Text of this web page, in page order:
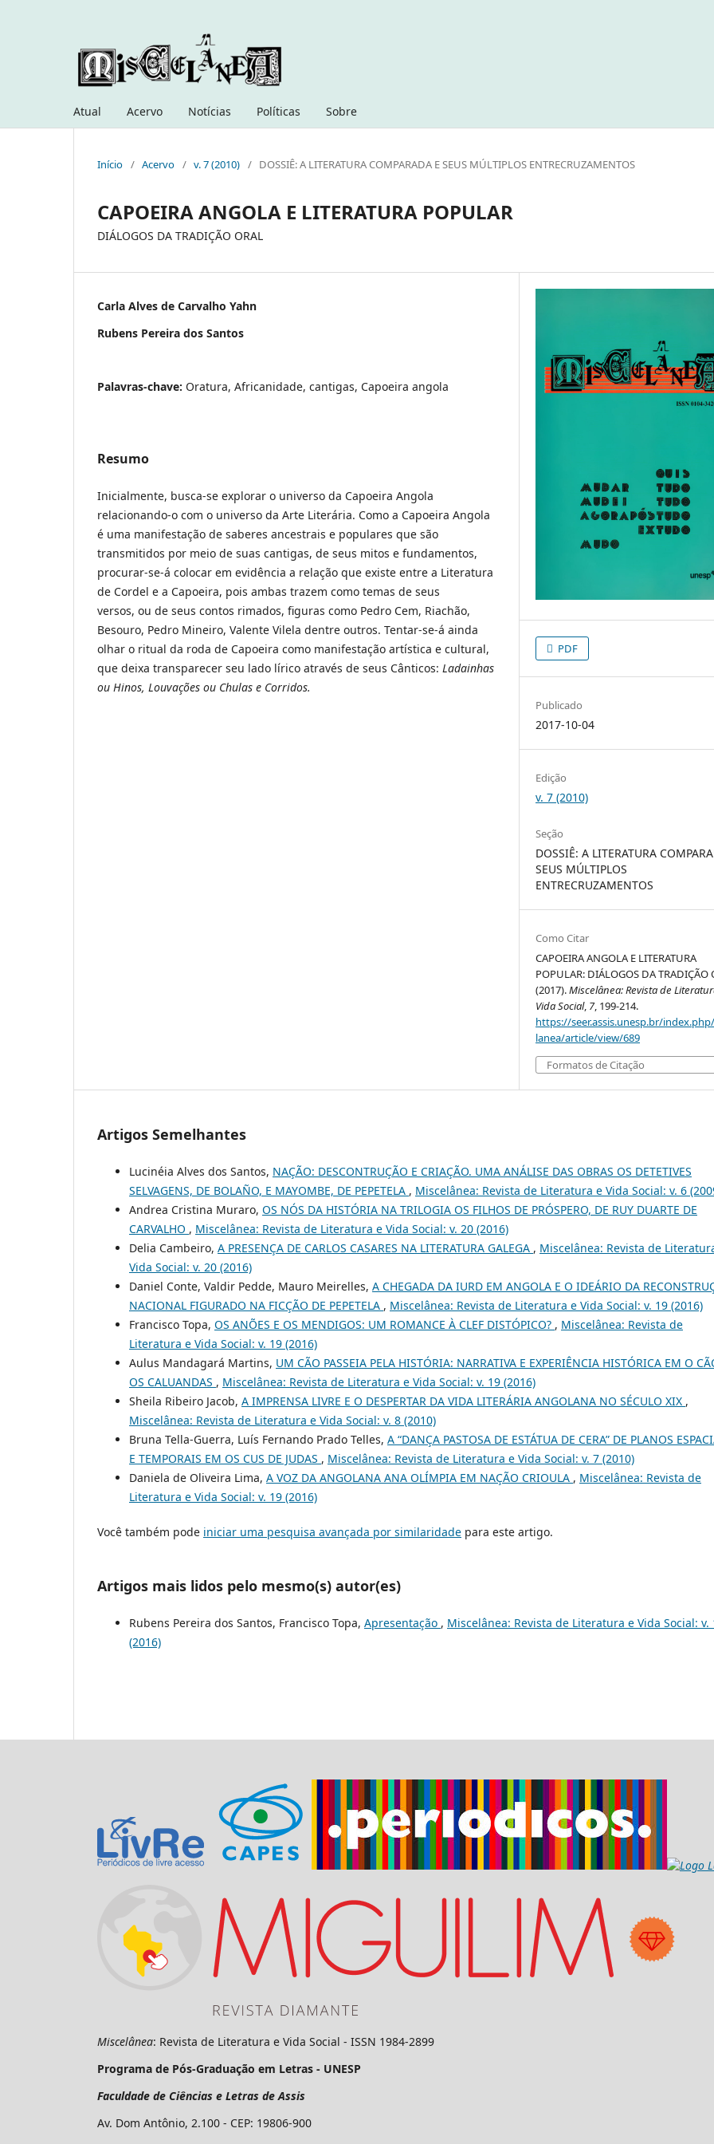
Atual Acervo Notícias Políticas Sobre
Início / Acervo / v. 7 (2010) / DOSSIÊ: A LITERATURA COMPARADA E SEUS MÚLTIPLOS ENTRECRUZAMENTOS
CAPOEIRA ANGOLA E LITERATURA POPULAR
DIÁLOGOS DA TRADIÇÃO ORAL
Carla Alves de Carvalho Yahn
Rubens Pereira dos Santos
Palavras-chave: Oratura, Africanidade, cantigas, Capoeira angola
Resumo
Inicialmente, busca-se explorar o universo da Capoeira Angola
relacionando-o com o universo da Arte Literária. Como a Capoeira Angola
é uma manifestação de saberes ancestrais e populares que são
transmitidos por meio de suas cantigas, de seus mitos e fundamentos,
procurar-se-á colocar em evidência a relação que existe entre a Literatura
de Cordel e a Capoeira, pois ambas trazem como temas de seus
versos, ou de seus contos rimados, figuras como Pedro Cem, Riachão,
Besouro, Pedro Mineiro, Valente Vilela dentre outros. Tentar-se-á ainda
olhar o ritual da roda de Capoeira como manifestação artística e cultural,
que deixa transparecer seu lado lírico através de seus Cânticos: Ladainhas
ou Hinos, Louvações ou Chulas e Corridos.
PDF
Publicado
2017-10-04
Edição
v. 7 (2010)
Seção
DOSSIÊ: A LITERATURA
SEUS MÚLTIPLOS
ENTRECRUZAMENTOS
Como Citar
CAPOEIRA ANGOLA E LITERATURA
POPULAR: DIÁLOGOS DA TRADIÇÃO
(2017).Miscelânea: Revista de
Vida Social, 7, 199-214.
https://seer.assis.unesp.br/
lanea/article/view/689
Formatos de Citação
Artigos Semelhantes
Lucinéia Alves dos Santos, NAÇÃO: DESCONTRUÇÃO E CRIAÇÃO. UMA ANÁLISE DAS OBRAS OS DETETIVES
SELVAGENS, DE BOLAÑO, E MAYOMBE, DE PEPETELA , Miscelânea: Revista de Literatura e Vida Social: v. 6
Andrea Cristina Muraro, OS NÓS DA HISTÓRIA NA TRILOGIA OS FILHOS DE PRÓSPERO, DE RUY DUARTE DE
CARVALHO , Miscelânea: Revista de Literatura e Vida Social: v. 20 (2016)
Delia Cambeiro, A PRESENÇA DE CARLOS CASARES NA LITERATURA GALEGA , Miscelânea: Revista de
Vida Social: v. 20 (2016)
Daniel Conte, Valdir Pedde, Mauro Meirelles, A CHEGADA DA IURD EM ANGOLA E O IDEÁRIO DA
NACIONAL FIGURADO NA FICÇÃO DE PEPETELA , Miscelânea: Revista de Literatura e Vida Social: v. 19 (2016)
Francisco Topa, OS ANÕES E OS MENDIGOS: UM ROMANCE À CLEF DISTÓPICO? , Miscelânea: Revista de
Literatura e Vida Social: v. 19 (2016)
Aulus Mandagará Martins, UM CÃO PASSEIA PELA HISTÓRIA: NARRATIVA E EXPERIÊNCIA HISTÓRICA EM O
OS CALUANDAS , Miscelânea: Revista de Literatura e Vida Social: v. 19 (2016)
Sheila Ribeiro Jacob, A IMPRENSA LIVRE E O DESPERTAR DA VIDA LITERÁRIA ANGOLANA NO SÉCULO XIX ,
Miscelânea: Revista de Literatura e Vida Social: v. 8 (2010)
Bruna Tella-Guerra, Luís Fernando Prado Telles, A “DANÇA PASTOSA DE ESTÁTUA DE CERA” DE PLANOS
E TEMPORAIS EM OS CUS DE JUDAS , Miscelânea: Revista de Literatura e Vida Social: v. 7 (2010)
Daniela de Oliveira Lima, A VOZ DA ANGOLANA ANA OLÍMPIA EM NAÇÃO CRIOULA , Miscelânea: Revista de
Literatura e Vida Social: v. 19 (2016)
Você também pode iniciar uma pesquisa avançada por similaridade para este artigo.
Artigos mais lidos pelo mesmo(s) autor(es)
Rubens Pereira dos Santos, Francisco Topa, Apresentação , Miscelânea: Revista de Literatura e Vida Social: v.
(2016)
Miscelânea: Revista de Literatura e Vida Social - ISSN 1984-2899
Programa de Pós-Graduação em Letras - UNESP
Faculdade de Ciências e Letras de Assis
Av. Dom Antônio, 2.100 - CEP: 19806-900